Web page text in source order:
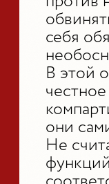
себя
В этой
они
Не